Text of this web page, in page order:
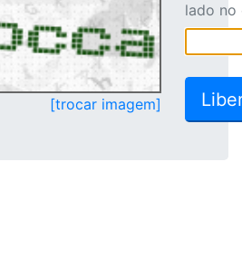
[trocar imagem]
lado no